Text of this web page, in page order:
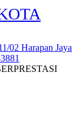
02 Harapan Jaya